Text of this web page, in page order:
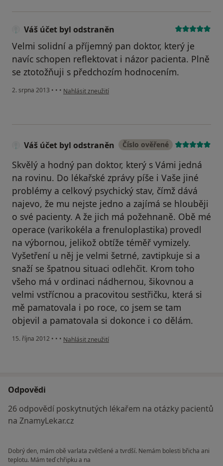
Váš účet byl odstraněn
Velmi solidní a příjemný pan doktor, který je
navíc schopen reflektovat i názor pacienta. Plně
se ztotožňuji s předchozím hodnocením.
2. srpna 2013 • • • podle názoru uživatele Váš účet byl odstraněn
Nahlásit zneužití
Váš účet byl odstraněn Číslo ověřené
Skvělý a hodný pan doktor, který s Vámi jedná
na rovinu. Do lékařské zprávy píše i Vaše jiné
problémy a celkový psychický stav, čímž dává
najevo, že mu nejste jedno a zajímá se hlouběji
o své pacienty. A že jich má požehnaně. Obě mé
operace (varikokéla a frenuloplastika) provedl
na výbornou, jelikož obtíže téměř vymizely.
Vyšetření u něj je velmi šetrné, zavtipkuje si a
snaží se špatnou situaci odlehčit. Krom toho
všeho má v ordinaci nádhernou, šikovnou a
velmi vstřícnou a pracovitou sestřičku, která si
mě pamatovala i po roce, co jsem se tam
objevil a pamatovala si dokonce i co dělám.
15. října 2012 • • • podle názoru uživatele Váš účet byl odstraněn
Nahlásit zneužití
Odpovědi
26 odpovědí poskytnutých lékařem na otázky pacientů
na ZnamyLekar.cz
Dobrý den, mám obě varlata zvětšené a tvrdší. Nemám bolesti břicha ani
teplotu. Mám teď chřipku a na